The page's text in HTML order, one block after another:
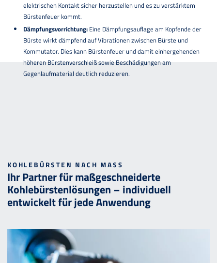
elektrischen Kontakt sicher herzustellen und es zu verstärktem
Bürstenfeuer kommt.
Dämpfungsvorrichtung:Eine Dämpfungsauflage am Kopfende der
Bürste wirkt dämpfend auf Vibrationen zwischen Bürste und
Kommutator. Dies kann Bürstenfeuer und damit einhergehenden
höheren Bürstenverschleiß sowie Beschädigungen am
Gegenlaufmaterial deutlich reduzieren.
KOHLEBÜRSTEN NACH MASS
Ihr Partner für maßgeschneiderte
Kohlebürstenlösungen – individuell
entwickelt für jede Anwendung